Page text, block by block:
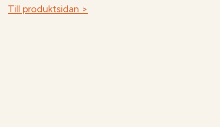
Till produktsidan >